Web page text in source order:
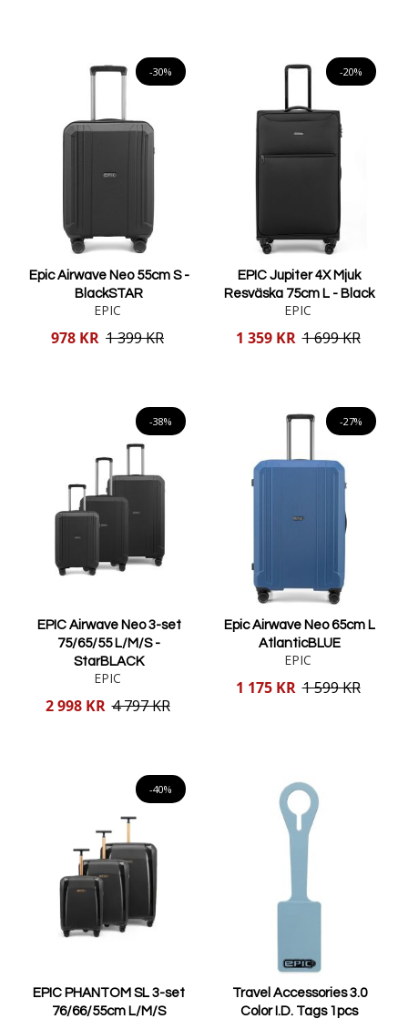
-30%
Epic Airwave Neo 55cm S -
BlackSTAR
EPIC
Reducerat
978 KR 1 399 KR
-20%
EPIC Jupiter 4X Mjuk
Resväska 75cm L - Black
EPIC
Reducerat
1 359 KR 1 699 KR
-38%
EPIC Airwave Neo 3-set
75/65/55 L/M/S -
StarBLACK
EPIC
Reducerat
2 998 KR 4 797 KR
-27%
Epic Airwave Neo 65cm L
AtlanticBLUE
EPIC
Reducerat
1 175 KR 1 599 KR
-40%
EPIC PHANTOM SL 3-set
76/66/55cm L/M/S
Travel Accessories 3.0
Color I.D. Tags 1pcs